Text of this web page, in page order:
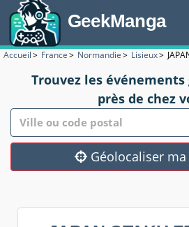
GeekManga
Accueil> France> Normandie> Lisieux>
Trouvez les
près de chez
Géolocaliser